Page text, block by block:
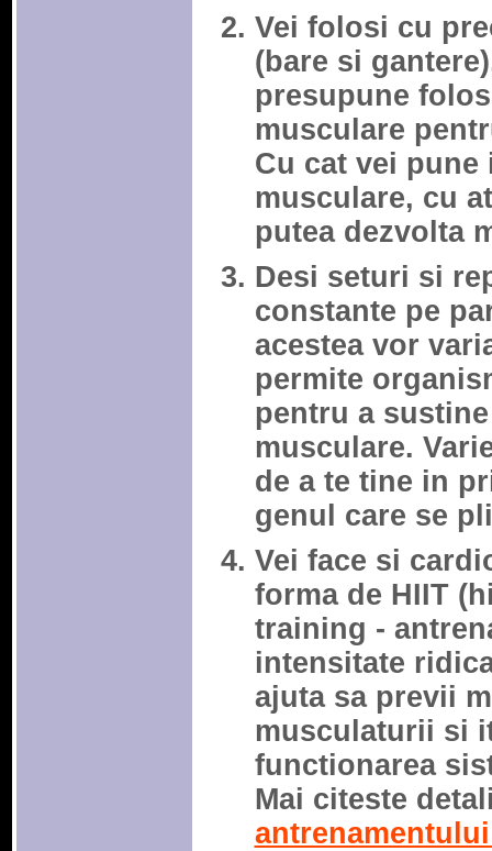
Vei folosi cu
(bare si
presupune
musculare
Cu cat vei
musculare, cu
putea dezvolta
Desi seturi si
constante pe
acestea vor
permite
pentru a
musculare.
de a te tine in
genul care se
Vei face si
forma de HIIT
training -
intensitate
ajuta sa previi
musculaturii si
functionarea
Mai citeste
antrenamentului